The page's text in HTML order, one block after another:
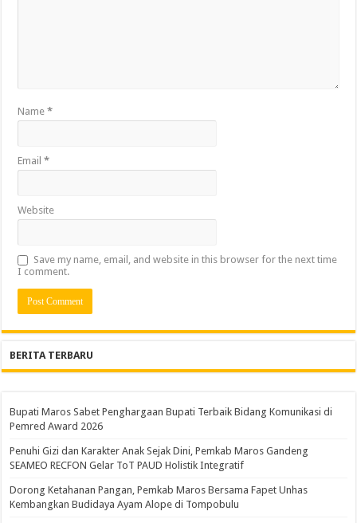
Name*
Email*
Website
Save my name, email, and website in this browser for the next time
I comment.
BERITA TERBARU
Bupati Maros Sabet Penghargaan Bupati Terbaik Bidang Komunikasi di
Pemred Award 2026
Penuhi Gizi dan Karakter Anak Sejak Dini, Pemkab Maros Gandeng
SEAMEO RECFON Gelar ToT PAUD Holistik Integratif
Dorong Ketahanan Pangan, Pemkab Maros Bersama Fapet Unhas
Kembangkan Budidaya Ayam Alope di Tompobulu